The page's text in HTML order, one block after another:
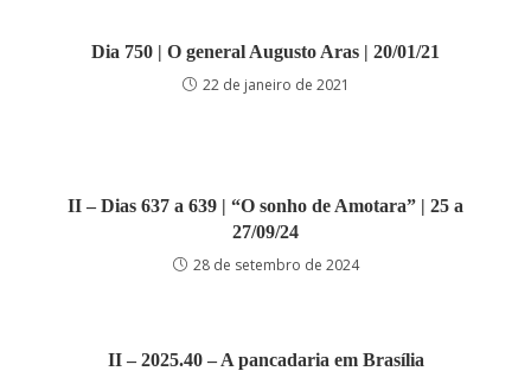
Dia 750 | O general Augusto Aras | 20/01/21
22 de janeiro de 2021
II – Dias 637 a 639 | “O sonho de Amotara” | 25 a
27/09/24
28 de setembro de 2024
II – 2025.40 – A pancadaria em Brasília